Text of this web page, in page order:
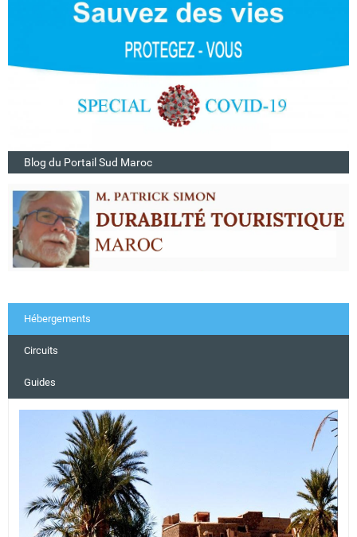
Blog du Portail Sud Maroc
Hébergements
Circuits
Guides